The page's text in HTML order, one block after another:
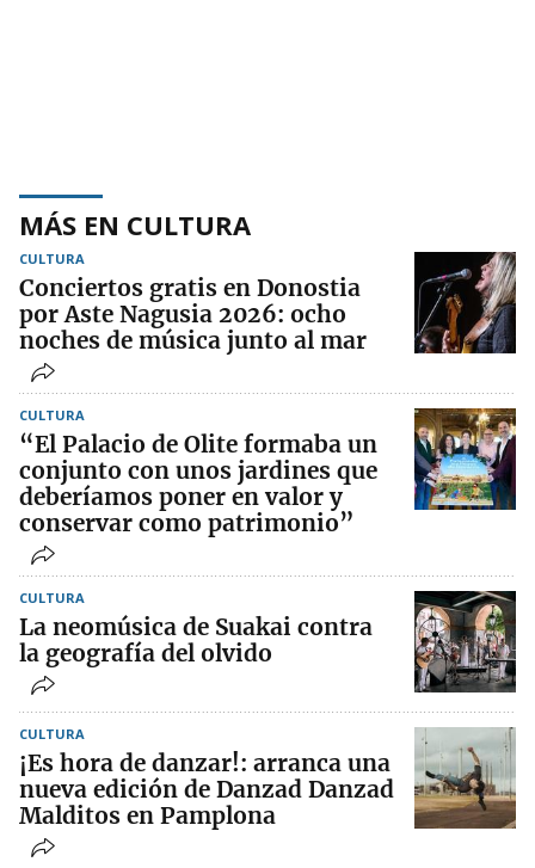
MÁS EN CULTURA
CULTURA
Conciertos gratis en Donostia
por Aste Nagusia 2026: ocho
noches de música junto al mar
CULTURA
“El Palacio de Olite formaba un
conjunto con unos jardines que
deberíamos poner en valor y
conservar como patrimonio”
CULTURA
La neomúsica de Suakai contra
la geografía del olvido
CULTURA
¡Es hora de danzar!: arranca una
nueva edición de Danzad Danzad
Malditos en Pamplona